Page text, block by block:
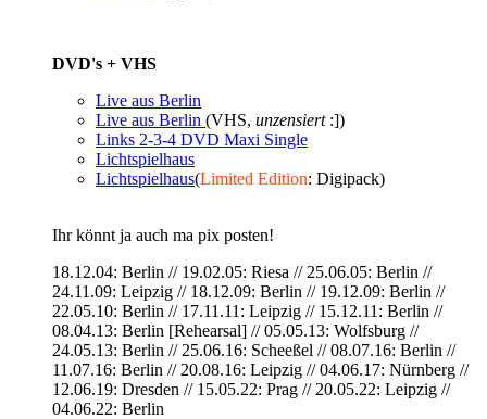
DVD's + VHS
Live aus Berlin
Live aus Berlin (VHS, unzensiert:])
Links 2-3-4 DVD Maxi Single
Lichtspielhaus
Lichtspielhaus(Limited Edition: Digipack)
Ihr könnt ja auch ma pix posten!
18.12.04: Berlin // 19.02.05: Riesa // 25.06.05: Berlin //
24.11.09: Leipzig // 18.12.09: Berlin // 19.12.09: Berlin //
22.05.10: Berlin // 17.11.11: Leipzig // 15.12.11: Berlin //
08.04.13: Berlin [Rehearsal] // 05.05.13: Wolfsburg //
24.05.13: Berlin // 25.06.16: Scheeßel // 08.07.16: Berlin //
11.07.16: Berlin // 20.08.16: Leipzig // 04.06.17: Nürnberg //
12.06.19: Dresden // 15.05.22: Prag // 20.05.22: Leipzig //
04.06.22: Berlin